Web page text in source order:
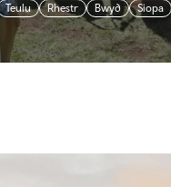
Teulu Rhestr Bwyd Siopa